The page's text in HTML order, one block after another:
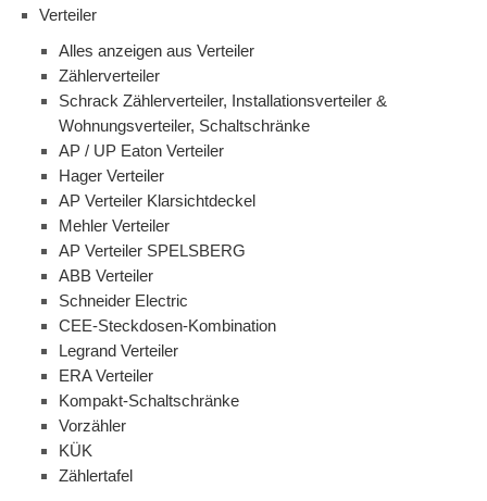
Verteiler
Alles anzeigen aus Verteiler
Zählerverteiler
Schrack Zählerverteiler, Installationsverteiler &
Wohnungsverteiler, Schaltschränke
AP / UP Eaton Verteiler
Hager Verteiler
AP Verteiler Klarsichtdeckel
Mehler Verteiler
AP Verteiler SPELSBERG
ABB Verteiler
Schneider Electric
CEE-Steckdosen-Kombination
Legrand Verteiler
ERA Verteiler
Kompakt-Schaltschränke
Vorzähler
KÜK
Zählertafel